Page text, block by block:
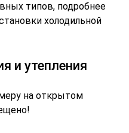
типов, подробнее
холодильной
и утепления
на открытом